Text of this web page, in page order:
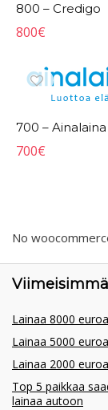
800 – Credigo
800€
700 – Ainalaina
700€
No
Lainaa 8000 euroa
Lainaa 5000 euroa
Lainaa 2000 euroa
Top 5 paikkaa
lainaa autoon